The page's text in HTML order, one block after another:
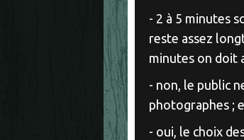
- 2 à 5 minutes
reste assez
minutes on doit
- non, le public
photographes ;
- oui, le choix